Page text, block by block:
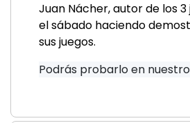
Juan Nácher, autor de los
el sábado haciendo
sus juegos.
Podrás probarlo en